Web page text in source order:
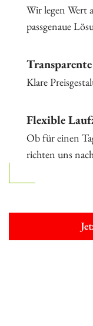
Wir legen Wert
passgenaue
Klare
Flexible
Ob für einen
richten uns